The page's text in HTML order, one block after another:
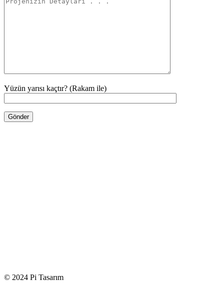
Yüzün yarısı kaçtır? (Rakam ile)
© 2024 Pi Tasarım